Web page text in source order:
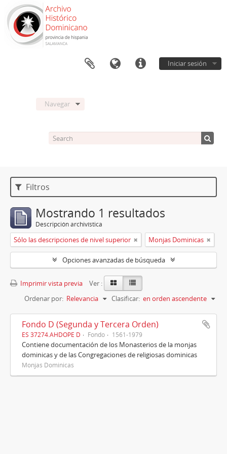
Iniciar sesión
Navegar
Filtros
Mostrando 1 resultados
Descripción archivística
Sólo las descripciones de nivel superior Monjas Dominicas
Opciones avanzadas de búsqueda
Imprimir vista previa
Ver :
Ordenar por: Relevancia Clasificar: en orden ascendente
Fondo D (Segunda y Tercera Orden)
ES 37274.AHDOPE D Fondo 1561-1979
Contiene documentación de los Monasterios de la monjas
dominicas y de las Congregaciones de religiosas dominicas
Monjas Dominicas